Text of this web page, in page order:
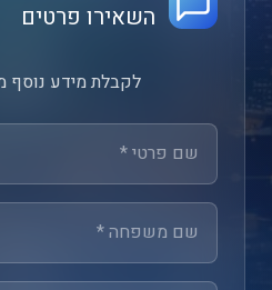
השאירו פרטים
לקבלת מידע נוסף